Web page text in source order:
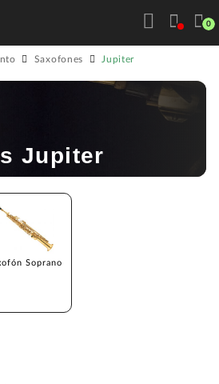
0
Saxofones Jupiter
Jupiter
Soprano